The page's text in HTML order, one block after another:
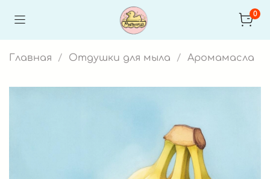
0
Главная Отдушки для мыла Аромамасла